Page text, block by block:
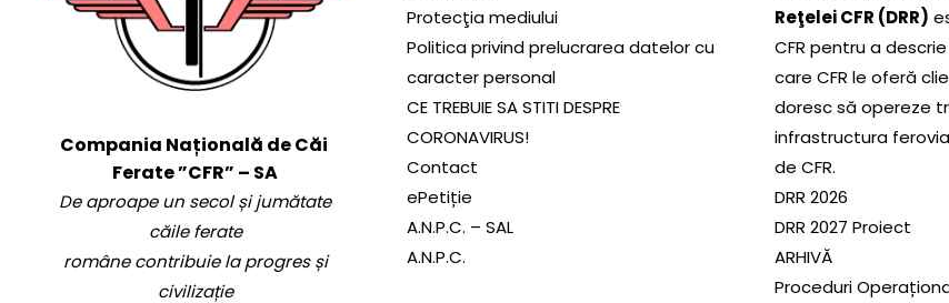
Compania Națională de Căi
Ferate ”CFR” – SA
De aproape un secol și jumătate
căile ferate
române contribuie la progres și
civilizație
Protecţia mediului
Politica privind prelucrarea datelor cu
caracter personal
CE TREBUIE SA STITI DESPRE
CORONAVIRUS!
Contact
ePetiție
A.N.P.C. – SAL
A.N.P.C.
Reţelei CFR (DRR)
CFR pentru a
care CFR le oferă
doresc să opereze
infrastructura
de CFR.
DRR 2026
DRR 2027 Proiect
ARHIVĂ
Proceduri